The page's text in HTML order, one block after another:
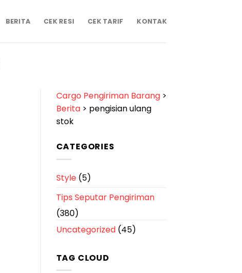
BERITA CEK RESI CEK TARIF KONTAK
Cargo Pengiriman Barang>
Berita> pengisian ulang
stok
CATEGORIES
Style(5)
Tips Seputar Pengiriman
(380)
Uncategorized(45)
TAG CLOUD